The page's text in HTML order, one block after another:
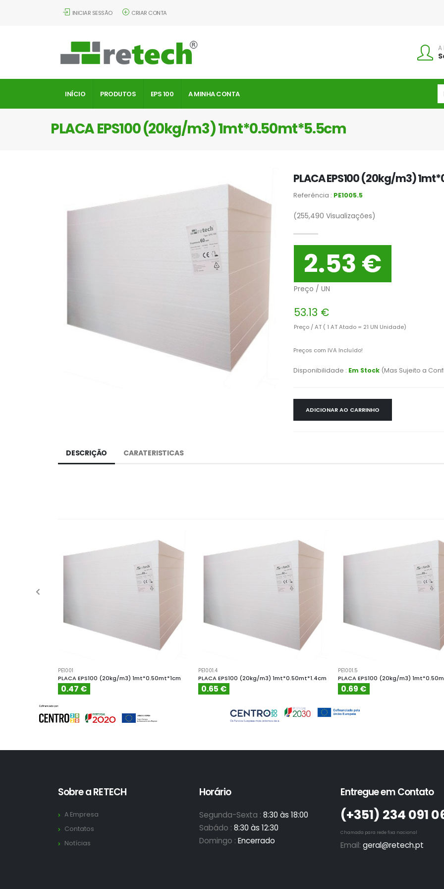
INICIAR SESSÃO CRIAR CONTA
A
INÍCIO PRODUTOS EPS 100 A MINHA CONTA
PLACA EPS100 (20kg/m3) 1mt*0.50mt*5.5cm
PLACA EPS100 (20kg/m3)
Referência : PE1005.5
(255,490 Visualizações)
2.53 €
Preço / UN
53.13 €
Preço / AT ( 1 AT Atado = 21 UN Unidade)
Preços com IVA Incluído!
Disponibilidade : Em Stock (Mas Sujeito a
ADICIONAR AO CARRINHO
DESCRIÇÃO CARATERISTICAS
PE1001
PLACA EPS100 (20kg/m3) 1mt*0.50mt*1cm
0.47 €
PE1001.4
PLACA EPS100 (20kg/m3) 1mt*0.50mt*1.4cm
0.65 €
PE1001.5
PLACA EPS100 (20kg/m3)
0.69 €
Sobre a RETECH
A Empresa
Contatos
Notícias
Horário
Segunda-Sexta : 8:30 às 18:00
Sabádo : 8:30 às 12:30
Domingo : Encerrado
Entregue em Contato
(+351)­ 234 091
Chamada para rede fixa nacional
Email: geral@retech.pt